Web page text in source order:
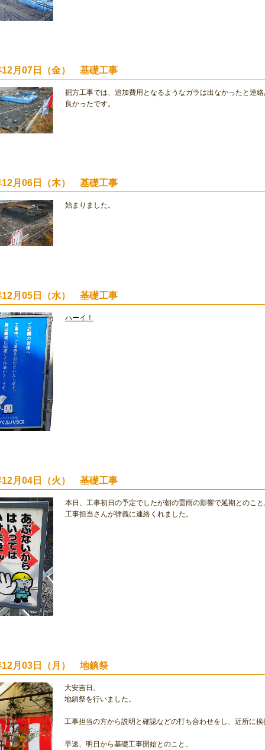
12月07日（金） 基礎工事
掘方工事では、追加費用となるようなガラは出なかったと連絡
良かったです。
12月06日（木） 基礎工事
始まりました。
12月05日（水） 基礎工事
ハーイ！
12月04日（火） 基礎工事
本日、工事初日の予定でしたが朝の雷雨の影響で延期とのこと
工事担当さんが律義に連絡くれました。
12月03日（月） 地鎮祭
大安吉日。
地鎮祭を行いました。
工事担当の方から説明と確認などの打ち合わせをし、近所に挨
早速、明日から基礎工事開始とのこと。